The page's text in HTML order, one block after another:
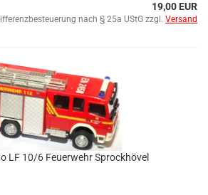
19,00 EUR
nach § 25a UStG zzgl. Versand
LF 10/6 Feu­er­wehr Sp­rock­hö­vel